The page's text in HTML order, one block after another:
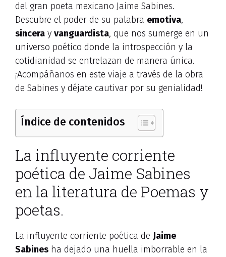
del gran poeta mexicano Jaime Sabines.
Descubre el poder de su palabra emotiva,
sincera y vanguardista, que nos sumerge en un
universo poético donde la introspección y la
cotidianidad se entrelazan de manera única.
¡Acompáñanos en este viaje a través de la obra
de Sabines y déjate cautivar por su genialidad!
Índice de contenidos
La influyente corriente
poética de Jaime Sabines
en la literatura de Poemas y
poetas.
La influyente corriente poética de Jaime
Sabines ha dejado una huella imborrable en la